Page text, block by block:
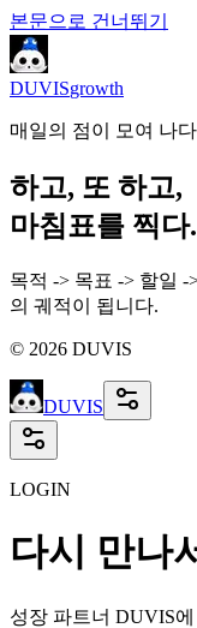
본문으로 건너뛰기
DUVISgrowth
매일의 점이 모여 나
하고, 또 하고,
마침표를 찍다.
목적 -> 목표 -> 할일
의 궤적이 됩니다.
© 2026 DUVIS
DUVIS
LOGIN
다시 만나
성장 파트너 DUVIS